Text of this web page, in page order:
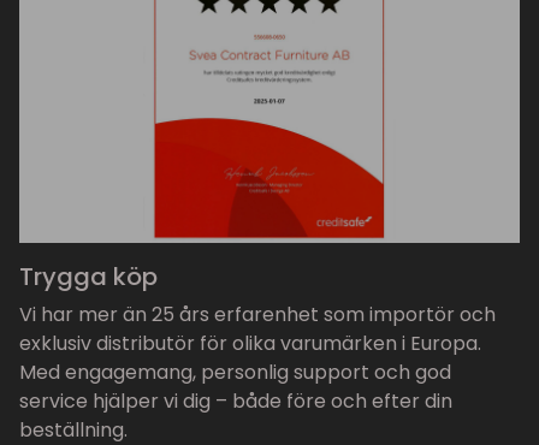
Trygga köp
Vi har mer än 25 års erfarenhet som importör och
exklusiv distributör för olika varumärken i Europa.
Med engagemang, personlig support och god
service hjälper vi dig – både före och efter din
beställning.